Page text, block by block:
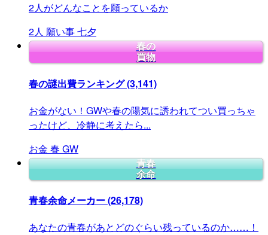
2人がどんなことを願っているか
2人 願い事七夕
春の
買物
春の謎出費ランキング(3,141)
お金がない！GWや春の陽気に誘われてつい買っちゃ
ったけど、冷静に考えたら...
お金 春 GW
青春
余命
青春余命メーカー(26,178)
あなたの青春があとどのぐらい残っているのか……！